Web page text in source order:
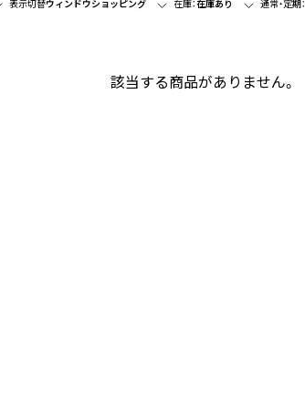
表示切替ウィンドウショッピング 在庫：在庫あり 通常・定期：
該当する商品がありません。